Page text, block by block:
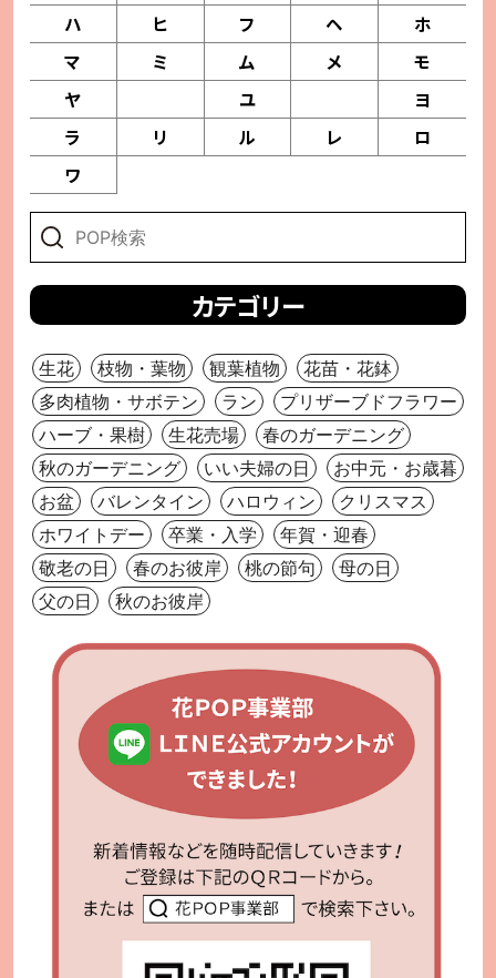
ハ
ヒ フ ヘ
ホ
マ
ミ ム メ
モ
ヤ
ユ
ヨ
ラ
リ ル レ
ロ
ワ
カテゴリー
生花 枝物・葉物 観葉植物
花苗・花鉢
多肉植物・サボテン
ラン
プリザーブドフラワー
ハーブ・果樹
生花売場
春のガーデニング
秋のガーデニング
いい夫婦の日
お中元・お歳暮
お盆
バレンタイン ハロウィン
クリスマス
ホワイトデー
卒業・入学
年賀・迎春
敬老の日
春のお彼岸 桃の節句
母の日
父の日
秋のお彼岸